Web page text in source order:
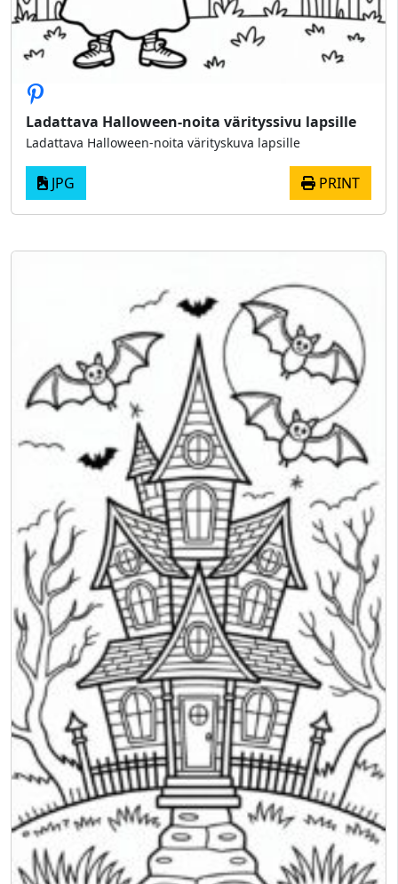
Ladattava Halloween-noita värityssivu lapsille
Ladattava Halloween-noita värityskuva lapsille
JPG PRINT